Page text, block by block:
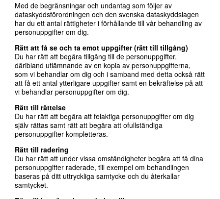
Med de begränsningar och undantag som följer av
dataskyddsförordningen och den svenska dataskyddslagen
har du ett antal rättigheter i förhållande till vår behandling av
personuppgifter om dig.
Rätt att få se och ta emot uppgifter (rätt till tillgång)
Du har rätt att begära tillgång till de personuppgifter,
däribland utlämnande av en kopia av personuppgifterna,
som vi behandlar om dig och i samband med detta också rätt
att få ett antal ytterligare uppgifter samt en bekräftelse på att
vi behandlar personuppgifter om dig.
Rätt till rättelse
Du har rätt att begära att felaktiga personuppgifter om dig
själv rättas samt rätt att begära att ofullständiga
personuppgifter kompletteras.
Rätt till radering
Du har rätt att under vissa omständigheter begära att få dina
personuppgifter raderade, till exempel om behandlingen
baseras på ditt uttryckliga samtycke och du återkallar
samtycket.